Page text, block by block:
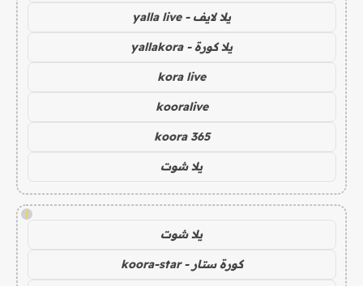
يلا لايف - yalla live
يلا كورة - yallakora
kora live
kooralive
koora 365
يلا شوت
!
يلا شوت
كورة ستار - koora-star